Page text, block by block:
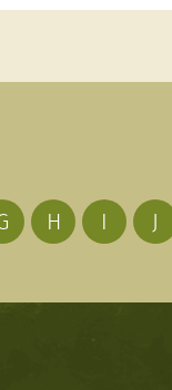
H I J